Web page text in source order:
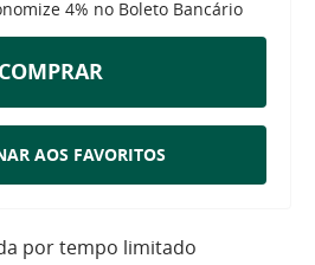
4% no Boleto Bancário
COMPRAR
AOS FAVORITOS
por tempo limitado